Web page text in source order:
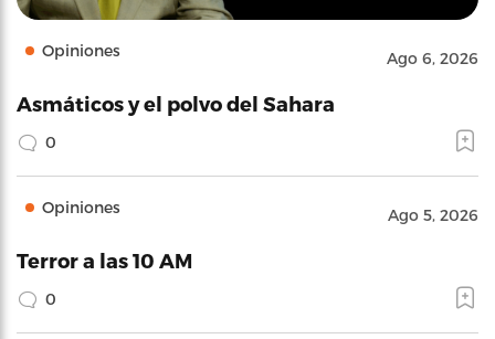
Opiniones Ago 6, 2026
Asmáticos y el polvo del Sahara
0
Opiniones Ago 5, 2026
Terror a las 10 AM
0